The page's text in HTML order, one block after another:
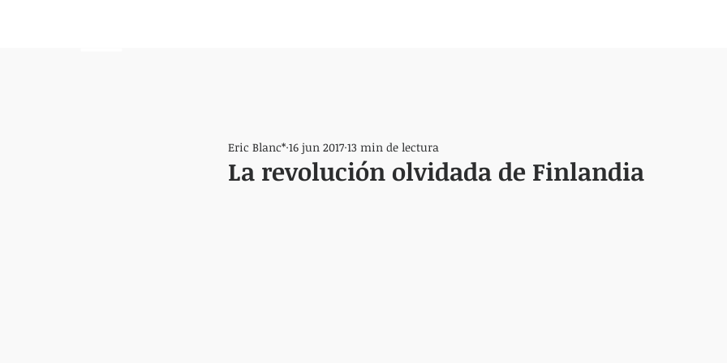
La revolución olvidada de Finlandia
Eric Blanc* 16 jun 2017 13 min de lectura